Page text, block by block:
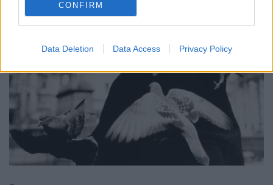
CONFIRM
Data Deletion Data Access Privacy Policy